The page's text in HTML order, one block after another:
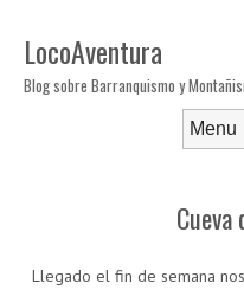
LocoAventura
Blog sobre Barranquismo y
Cueva
Llegado el fin de semana